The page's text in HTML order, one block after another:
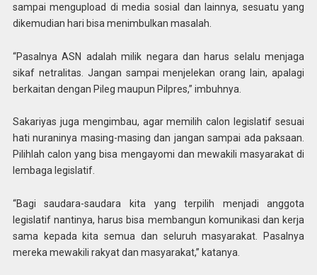
sampai mengupload di media sosial dan lainnya, sesuatu yang
dikemudian hari bisa menimbulkan masalah.
“Pasalnya ASN adalah milik negara dan harus selalu menjaga
sikaf netralitas. Jangan sampai menjelekan orang lain, apalagi
berkaitan dengan Pileg maupun Pilpres,” imbuhnya.
Sakariyas juga mengimbau, agar memilih calon legislatif sesuai
hati nuraninya masing-masing dan jangan sampai ada paksaan.
Pilihlah calon yang bisa mengayomi dan mewakili masyarakat di
lembaga legislatif.
“Bagi saudara-saudara kita yang terpilih menjadi anggota
legislatif nantinya, harus bisa membangun komunikasi dan kerja
sama kepada kita semua dan seluruh masyarakat. Pasalnya
mereka mewakili rakyat dan masyarakat,” katanya.